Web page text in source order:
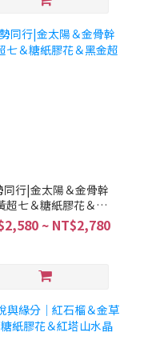
同行|金太陽＆金骨幹
超七＆糖紙膠花＆黑
金超
~ NT$2,780